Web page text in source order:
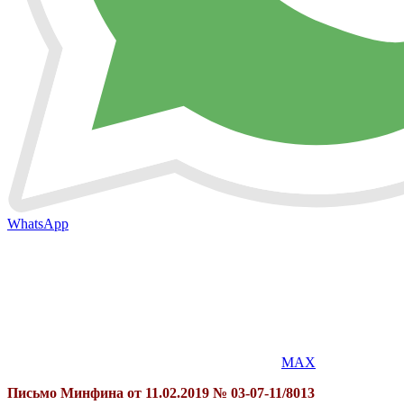
WhatsApp
MAX
Письмо Минфина от 11.02.2019 № 03-07-11/8013